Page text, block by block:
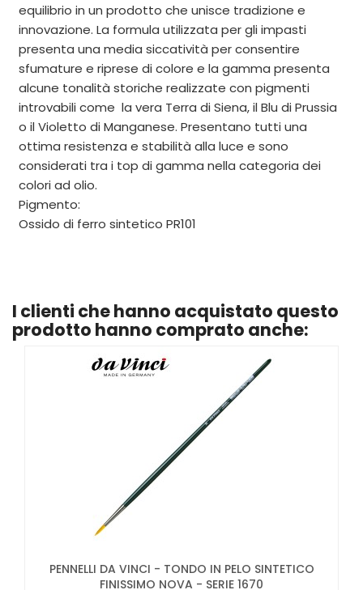
equilibrio in un prodotto che unisce tradizione e
innovazione. La formula utilizzata per gli impasti
presenta una media siccatività per consentire
sfumature e riprese di colore e la gamma presenta
alcune tonalità storiche realizzate con pigmenti
introvabili come la vera Terra di Siena, il Blu di Prussia
o il Violetto di Manganese. Presentano tutti una
ottima resistenza e stabilità alla luce e sono
considerati tra i top di gamma nella categoria dei
colori ad olio.
Pigmento:
Ossido di ferro sintetico PR101
I clienti che hanno acquistato questo
prodotto hanno comprato anche:
PENNELLI DA VINCI - TONDO IN PELO SINTETICO
FINISSIMO NOVA - SERIE 1670